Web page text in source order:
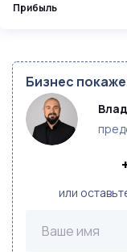
Прибыль
Бизнес
или